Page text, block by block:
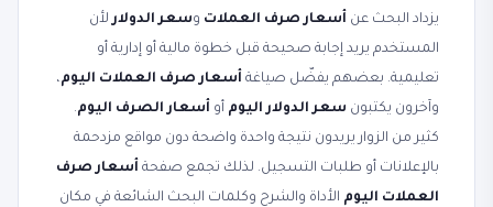
يزداد البحث عن أسعار صرف العملات وسعر الدولارلأن
المستخدم يريد إجابة صحيحة قبل خطوة مالية أو إدارية أو
تعليمية. بعضهم يفضّل صياغة أسعار صرف العملات اليوم،
وآخرون يكتبون سعر الدولار اليوم أو أسعار الصرف اليوم.
كثير من الزوار يريدون نتيجة واحدة واضحة دون مواقع مزدحمة
بالإعلانات أو طلبات التسجيل. لذلك تجمع صفحة أسعار صرف
العملات اليوم الأداة والشرح وكلمات البحث الشائعة في مكان